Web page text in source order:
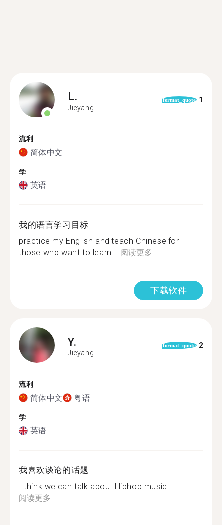
L.
Jieyang
format_quote 1
流利
简体中文
学
英语
我的语言学习目标
practice my English and teach Chinese for
those who want to learn....阅读更多
下载软件
Y.
Jieyang
format_quote 2
流利
简体中文 粤语
学
英语
我喜欢谈论的话题
I think we can talk about Hiphop music ...
阅读更多